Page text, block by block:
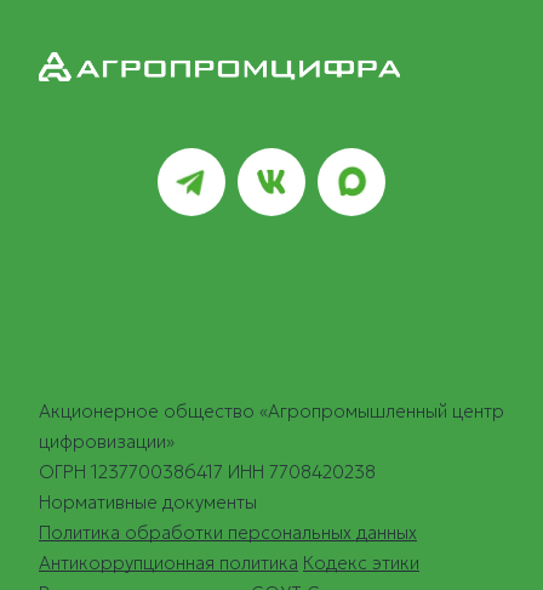
Акционерное общество «Агропромышленный центр
цифровизации»
ОГРН 1237700386417 ИНН 7708420238
Нормативные документы
Политика обработки персональных данных
Антикоррупционная политика Кодекс этики